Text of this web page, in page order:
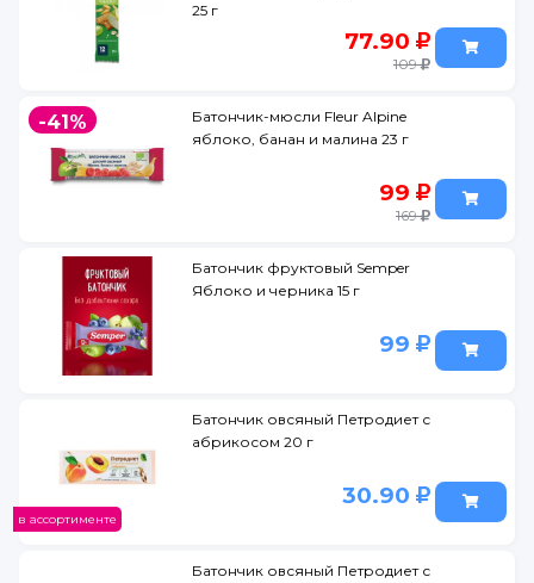
25 г
77.90
109
-41%
Батончик-мюсли Fleur Alpine
яблоко, банан и малина 23 г
99
169
Батончик фруктовый Semper
Яблоко и черника 15 г
99
в ассортименте
Батончик овсяный Петродиет с
абрикосом 20 г
30.90
Батончик овсяный Петродиет с